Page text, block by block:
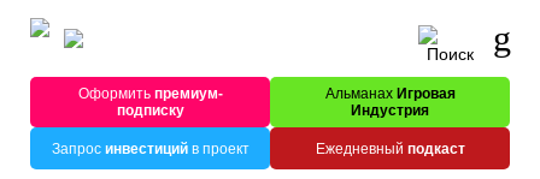
Оформитьпремиум-
подписку
Альманах Игровая
Индустрия
Запрос инвестицийв проект Ежедневный подкаст